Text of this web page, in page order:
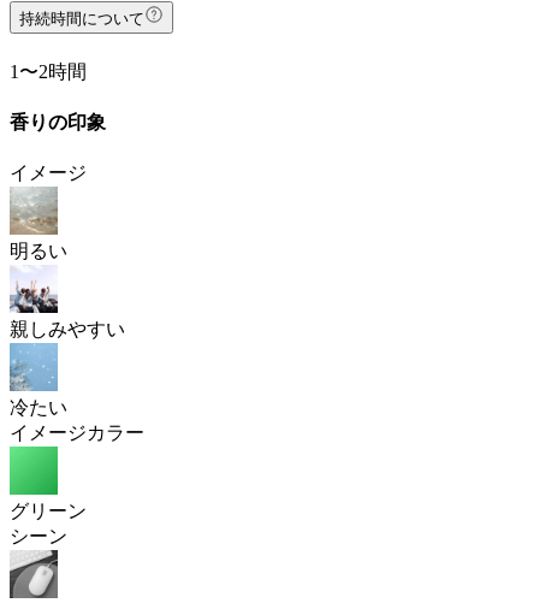
持続時間について
1〜2時間
香りの印象
イメージ
明るい
親しみやすい
冷たい
イメージカラー
グリーン
シーン